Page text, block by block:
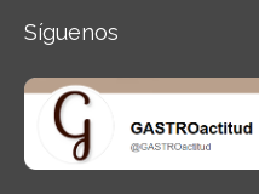
Síguenos